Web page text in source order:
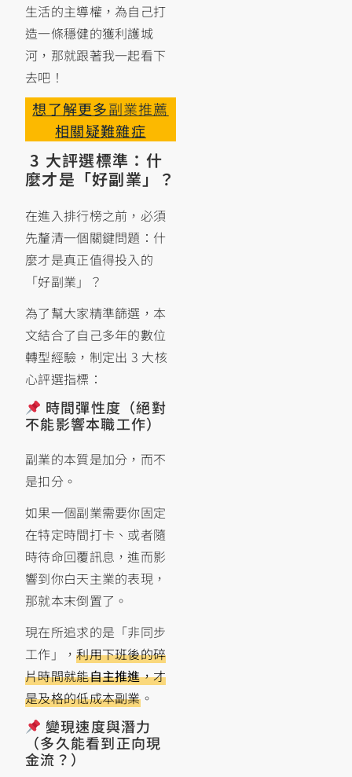
生活的主導權，為自己打
造一條穩健的獲利護城
河，那就跟著我一起看下
去吧！
想了解更多副業推薦
相關疑難雜症
3 大評選標準：什
麼才是「好副業」？
在進入排行榜之前，必須
先釐清一個關鍵問題：什
麼才是真正值得投入的
「好副業」？
為了幫大家精準篩選，本
文結合了自己多年的數位
轉型經驗，制定出 3 大核
心評選指標：
時間彈性度（絕對
不能影響本職工作）
副業的本質是加分，而不
是扣分。
如果一個副業需要你固定
在特定時間打卡、或者隨
時待命回覆訊息，進而影
響到你白天主業的表現，
那就本末倒置了。
現在所追求的是「非同步
工作」，利用下班後的碎
片時間就能自主推進，才
是及格的低成本副業。
變現速度與潛力
（多久能看到正向現
金流？）